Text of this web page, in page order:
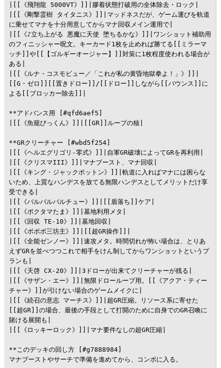
|[[《飛翔龍 5000VT》]]|膠着状態打破用の全体除去・ロック|
|[[《剛撃霊樹 タイタニス》]]|マッドネスだが、ゲーム運びを軌道
に乗せてマナを十分用意してからマナ回収メイン運用で|
|[[《♪立ち上がる 悪魔に天使 堕ちるかな》]]|ワンショット補助用
のフィニッシャー呪文。キーカード1枚を止めれば勝てる[[ミラーマ
ッチ]]や[[【ゴルギーオージャー】]]対策に1枚程度使われる場合が
ある|
|[[《ルナ・コスモビュー／「これが私の黄昏地獄拳よ！」》]]|
[[G・ゼロ]][[置きドロー]]/[[ドロー]]しながら[[バウンス]]に
よる[[ブロッカー除去]]|
**アドバンス用 [#qfd6aef5]
|[[《魚籠びっくん》]]|[[GR]]ループの核|
**GRクリーチャー [#wbd5f254]
|[[《ヘルエグリゴリ-零式》]]|自軍GR破壊によってGRを再利用|
|[[《クリスマIII》]]|マナブースト、マナ回収|
|[[《キング・ジャックポットン》]]|軌道に入ればマナには困らな
いため、上質なハンデスを放てる無限ハンデスとしてメリットだけ享
受できる|
|[[《バルバルバルチュー》]]|[[盾落ち]]ケア|
|[[《ポクタマたま》]]|墓地利用メタ|
|[[《回収 TE-10》]]|墓地回収|
|[[《ボボボ三坊主》]]|[[超GR操作]]|
|[[《全能ゼンノー》]]|速攻メタ。時間切れが怖い場合は、とりあ
えずGRを並べつつこれで相手をけん制してからワンショットというプ
ランも|
|[[《天啓 CX-20》]]|3ドローが出来てクリーチャーが残る|
|[[《サザン・エー》]]|無限ドローループ用。[[《アクア・ティー
チャー》]]が引けない場合のゲームメイクに|
|[[《続召の意志 マーチス》]]|超GR圧縮。リソース系に寄せた
[[超GR]]の場合、最後の手段として打開のために自身でのGR召喚に
賭ける展開も|
|[[《ロッキーロック》]]|マナ要件なしの超GR圧縮|
**このデッキの回し方 [#g7888984]
マナブーストやサーチで準備を進めてから、コンボに入る。